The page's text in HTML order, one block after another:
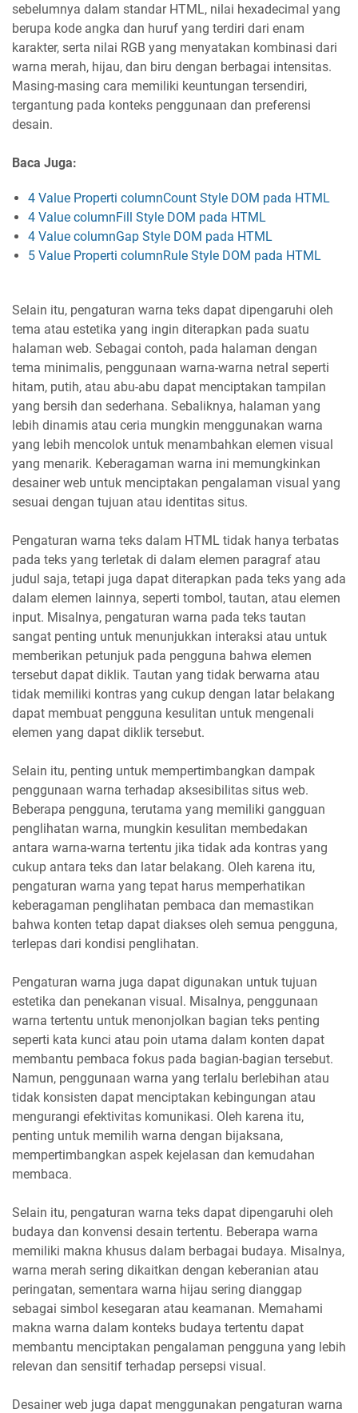
sebelumnya dalam standar HTML, nilai hexadecimal yang
berupa kode angka dan huruf yang terdiri dari enam
karakter, serta nilai RGB yang menyatakan kombinasi dari
warna merah, hijau, dan biru dengan berbagai intensitas.
Masing-masing cara memiliki keuntungan tersendiri,
tergantung pada konteks penggunaan dan preferensi
desain.
Baca Juga:
4 Value Properti columnCount Style DOM pada HTML
4 Value columnFill Style DOM pada HTML
4 Value columnGap Style DOM pada HTML
5 Value Properti columnRule Style DOM pada HTML
Selain itu, pengaturan warna teks dapat dipengaruhi oleh
tema atau estetika yang ingin diterapkan pada suatu
halaman web. Sebagai contoh, pada halaman dengan
tema minimalis, penggunaan warna-warna netral seperti
hitam, putih, atau abu-abu dapat menciptakan tampilan
yang bersih dan sederhana. Sebaliknya, halaman yang
lebih dinamis atau ceria mungkin menggunakan warna
yang lebih mencolok untuk menambahkan elemen visual
yang menarik. Keberagaman warna ini memungkinkan
desainer web untuk menciptakan pengalaman visual yang
sesuai dengan tujuan atau identitas situs.
Pengaturan warna teks dalam HTML tidak hanya terbatas
pada teks yang terletak di dalam elemen paragraf atau
judul saja, tetapi juga dapat diterapkan pada teks yang ada
dalam elemen lainnya, seperti tombol, tautan, atau elemen
input. Misalnya, pengaturan warna pada teks tautan
sangat penting untuk menunjukkan interaksi atau untuk
memberikan petunjuk pada pengguna bahwa elemen
tersebut dapat diklik. Tautan yang tidak berwarna atau
tidak memiliki kontras yang cukup dengan latar belakang
dapat membuat pengguna kesulitan untuk mengenali
elemen yang dapat diklik tersebut.
Selain itu, penting untuk mempertimbangkan dampak
penggunaan warna terhadap aksesibilitas situs web.
Beberapa pengguna, terutama yang memiliki gangguan
penglihatan warna, mungkin kesulitan membedakan
antara warna-warna tertentu jika tidak ada kontras yang
cukup antara teks dan latar belakang. Oleh karena itu,
pengaturan warna yang tepat harus memperhatikan
keberagaman penglihatan pembaca dan memastikan
bahwa konten tetap dapat diakses oleh semua pengguna,
terlepas dari kondisi penglihatan.
Pengaturan warna juga dapat digunakan untuk tujuan
estetika dan penekanan visual. Misalnya, penggunaan
warna tertentu untuk menonjolkan bagian teks penting
seperti kata kunci atau poin utama dalam konten dapat
membantu pembaca fokus pada bagian-bagian tersebut.
Namun, penggunaan warna yang terlalu berlebihan atau
tidak konsisten dapat menciptakan kebingungan atau
mengurangi efektivitas komunikasi. Oleh karena itu,
penting untuk memilih warna dengan bijaksana,
mempertimbangkan aspek kejelasan dan kemudahan
membaca.
Selain itu, pengaturan warna teks dapat dipengaruhi oleh
budaya dan konvensi desain tertentu. Beberapa warna
memiliki makna khusus dalam berbagai budaya. Misalnya,
warna merah sering dikaitkan dengan keberanian atau
peringatan, sementara warna hijau sering dianggap
sebagai simbol kesegaran atau keamanan. Memahami
makna warna dalam konteks budaya tertentu dapat
membantu menciptakan pengalaman pengguna yang lebih
relevan dan sensitif terhadap persepsi visual.
Desainer web juga dapat menggunakan pengaturan warna